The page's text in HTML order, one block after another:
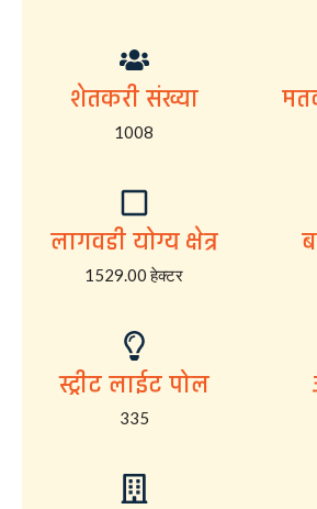
शेतकरी संख्या
1008
लागवडी योग्य क्षेत्र
1529.00 हेक्टर
स्ट्रीट लाईट पोल
335